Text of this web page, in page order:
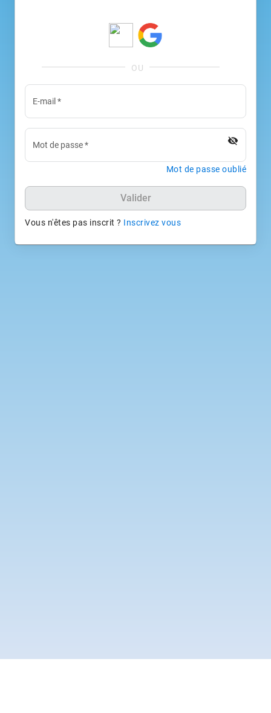
E-mail *
Mot de passe* visibility_off
Mot de passe oublié
Valider
Vous n'êtes pas inscrit ? Inscrivez vous